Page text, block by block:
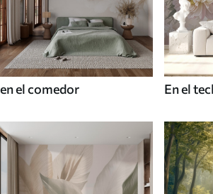
en el comedor En el